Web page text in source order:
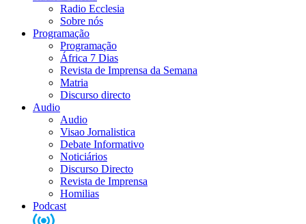
Radio Ecclesia
Sobre nós
Programação
Programação
África 7 Dias
Revista de Imprensa da Semana
Matria
Discurso directo
Audio
Audio
Visao Jornalistica
Debate Informativo
Noticiários
Discurso Directo
Revista de Imprensa
Homilias
Podcast